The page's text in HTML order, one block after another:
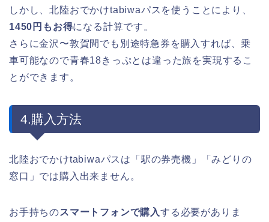
しかし、北陸おでかけtabiwaパスを使うことにより、
1450円もお得になる計算です。
さらに金沢〜敦賀間でも別途特急券を購入すれば、乗
車可能なので青春18きっぷとは違った旅を実現するこ
とができます。
4.購入方法
北陸おでかけtabiwaパスは「駅の券売機」「みどりの
窓口」では購入出来ません。
お手持ちのスマートフォンで購入する必要がありま